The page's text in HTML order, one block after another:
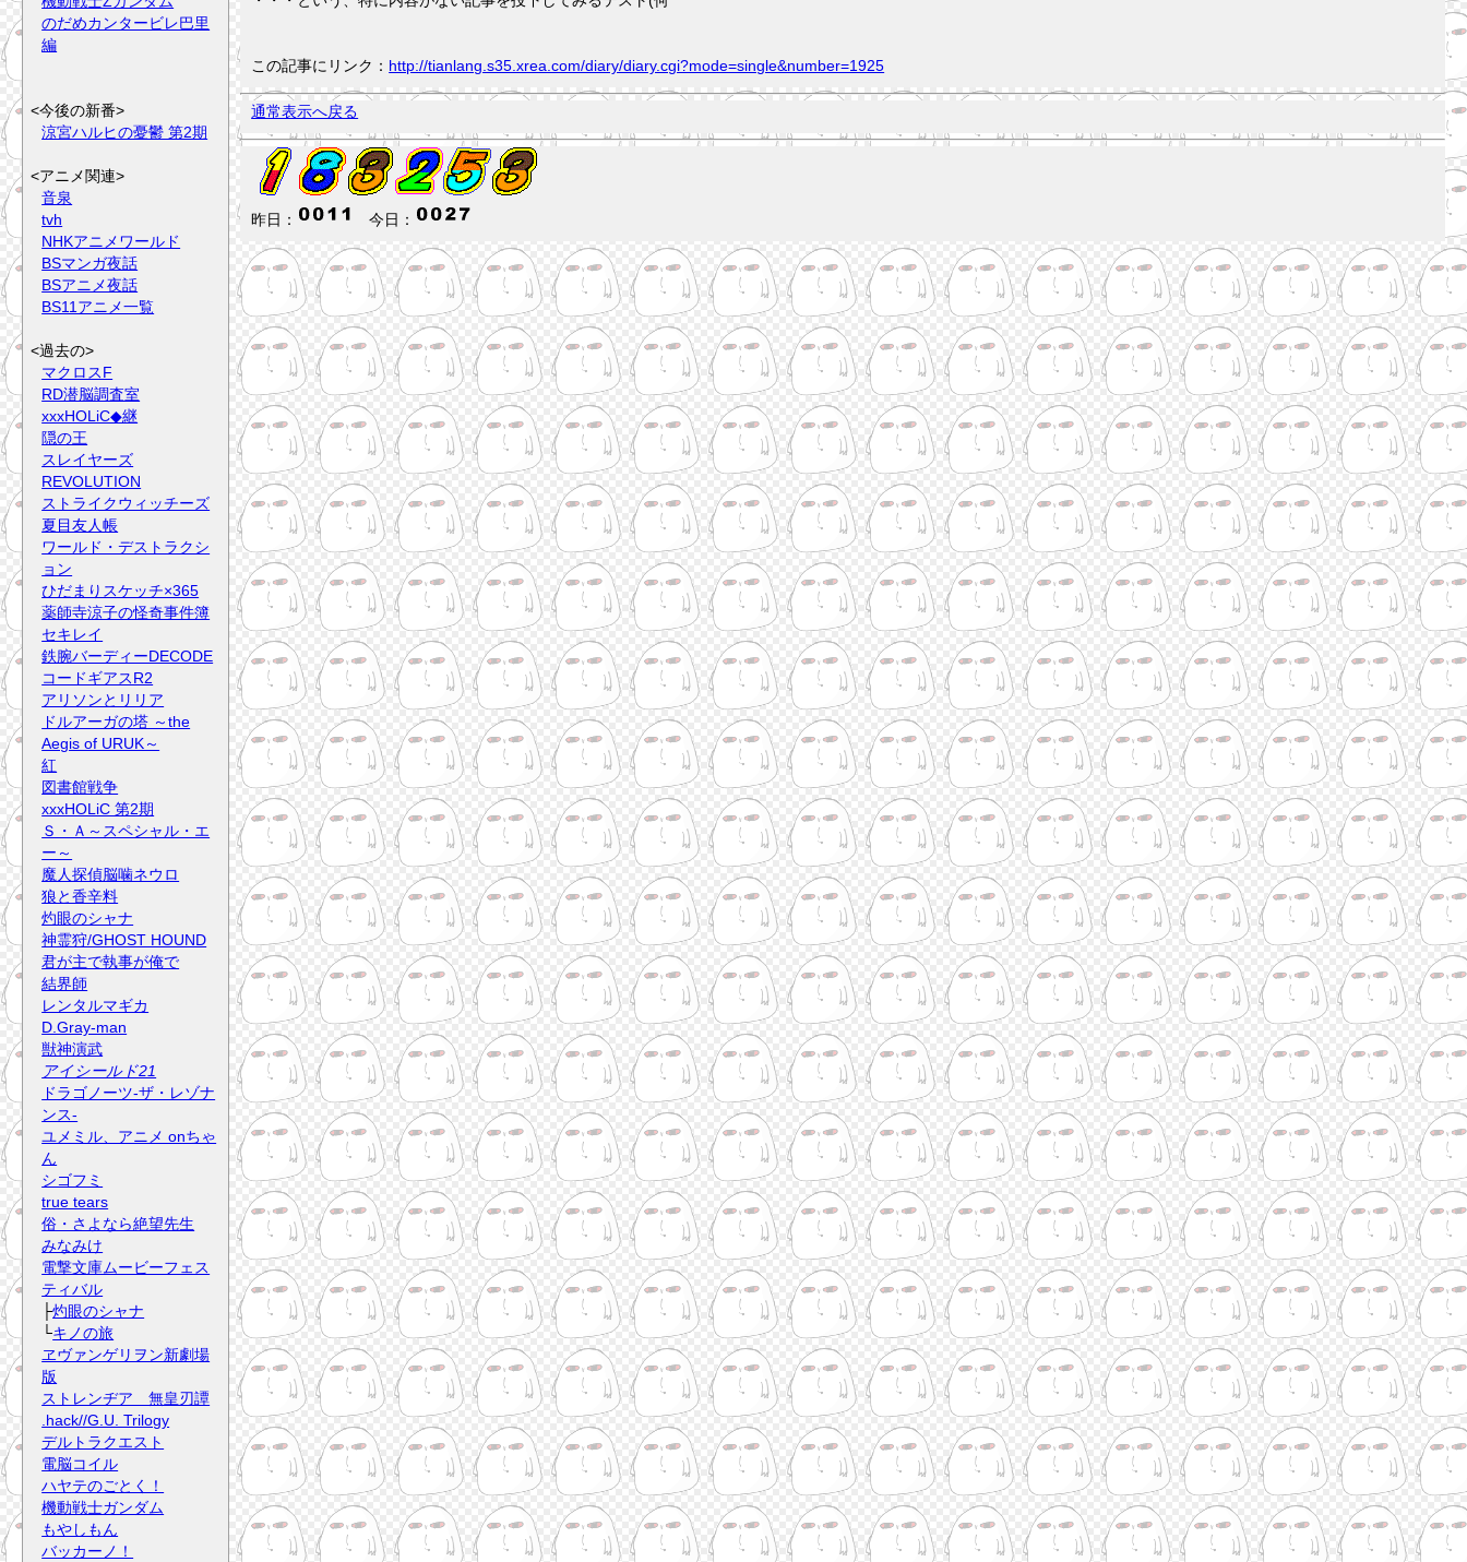
この記事にリンク： http://tianlang.s35.xrea.com/diary/diary.cgi?mode=single&number=1925
通常表示へ戻る
昨日： 今日：
のだめカンタービレ巴里
編
<今後の新番>
涼宮ハルヒの憂鬱 第2期
<アニメ関連>
音泉
tvh
NHKアニメワールド
BSマンガ夜話
BSアニメ夜話
BS11アニメ一覧
<過去の>
マクロスF
RD潜脳調査室
xxxHOLiC◆継
隠の王
スレイヤーズ
REVOLUTION
ストライクウィッチーズ
夏目友人帳
ワールド・デストラクシ
ョン
ひだまりスケッチ×365
薬師寺涼子の怪奇事件簿
セキレイ
鉄腕バーディーDECODE
コードギアスR2
アリソンとリリア
ドルアーガの塔 ～the
Aegis of URUK～
紅
図書館戦争
xxxHOLiC 第2期
Ｓ・Ａ～スペシャル・エ
ー～
魔人探偵脳噛ネウロ
狼と香辛料
灼眼のシャナ
神霊狩/GHOST HOUND
君が主で執事が俺で
結界師
レンタルマギカ
D.Gray-man
獣神演武
アイシールド21
ドラゴノーツ-ザ・レゾナ
ンス-
ユメミル、アニメ onちゃ
ん
シゴフミ
true tears
俗・さよなら絶望先生
みなみけ
電撃文庫ムービーフェス
ティバル
├灼眼のシャナ
└キノの旅
ヱヴァンゲリヲン新劇場
版
ストレンヂア 無皇刃譚
.hack//G.U. Trilogy
デルトラクエスト
電脳コイル
ハヤテのごとく！
機動戦士ガンダム
もやしもん
バッカーノ！